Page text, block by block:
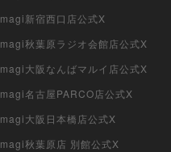
magi新宿西口店公式X
magi秋葉原ラジオ会館店公式X
magi大阪なんばマルイ店公式X
magi名古屋PARCO店公式X
magi大阪日本橋店公式X
magi秋葉原店 別館公式X